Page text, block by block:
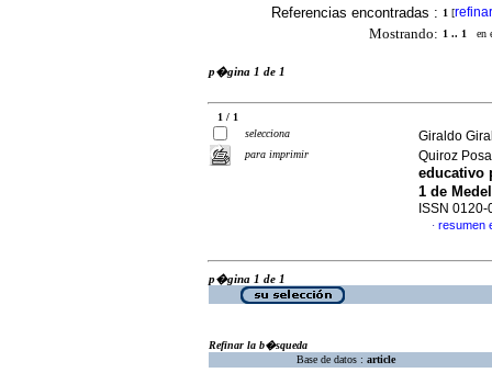
Referencias encontradas : 1 [refinar
Mostrando: 1 .. 1 en
p�gina 1 de 1
1 / 1
selecciona
para imprimir
Giraldo
Quiroz
educativo
1 de
ISSN 0120-
· resumen
p�gina 1 de 1
Refinar la b�squeda
Base de datos : article